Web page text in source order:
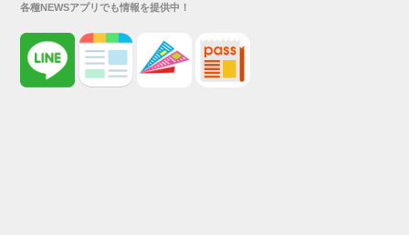
各種NEWSアプリでも情報を提供中！